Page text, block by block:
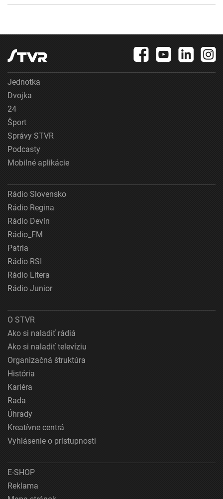
Jednotka
Dvojka
24
Šport
Správy STVR
Podcasty
Mobilné aplikácie
Rádio Slovensko
Rádio Regina
Rádio Devín
Rádio_FM
Patria
Rádio RSI
Rádio Litera
Rádio Junior
O STVR
Ako si naladiť rádiá
Ako si naladiť televíziu
Organizačná štruktúra
História
Kariéra
Rada
Úhrady
Kreatívne centrá
Vyhlásenie o prístupnosti
E-SHOP
Reklama